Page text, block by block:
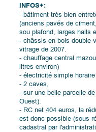
INFOS+:
- bâtiment très bien
(anciens pavés de
sou plafond, larges halls
- châssis en bois double
vitrage de 2007.
- chauffage central
litres environ)
- électricité simple
- 2 caves,
- sur une belle parcelle
Ouest).
- RC net 404 euros, la
est donc possible (sous
cadastral par